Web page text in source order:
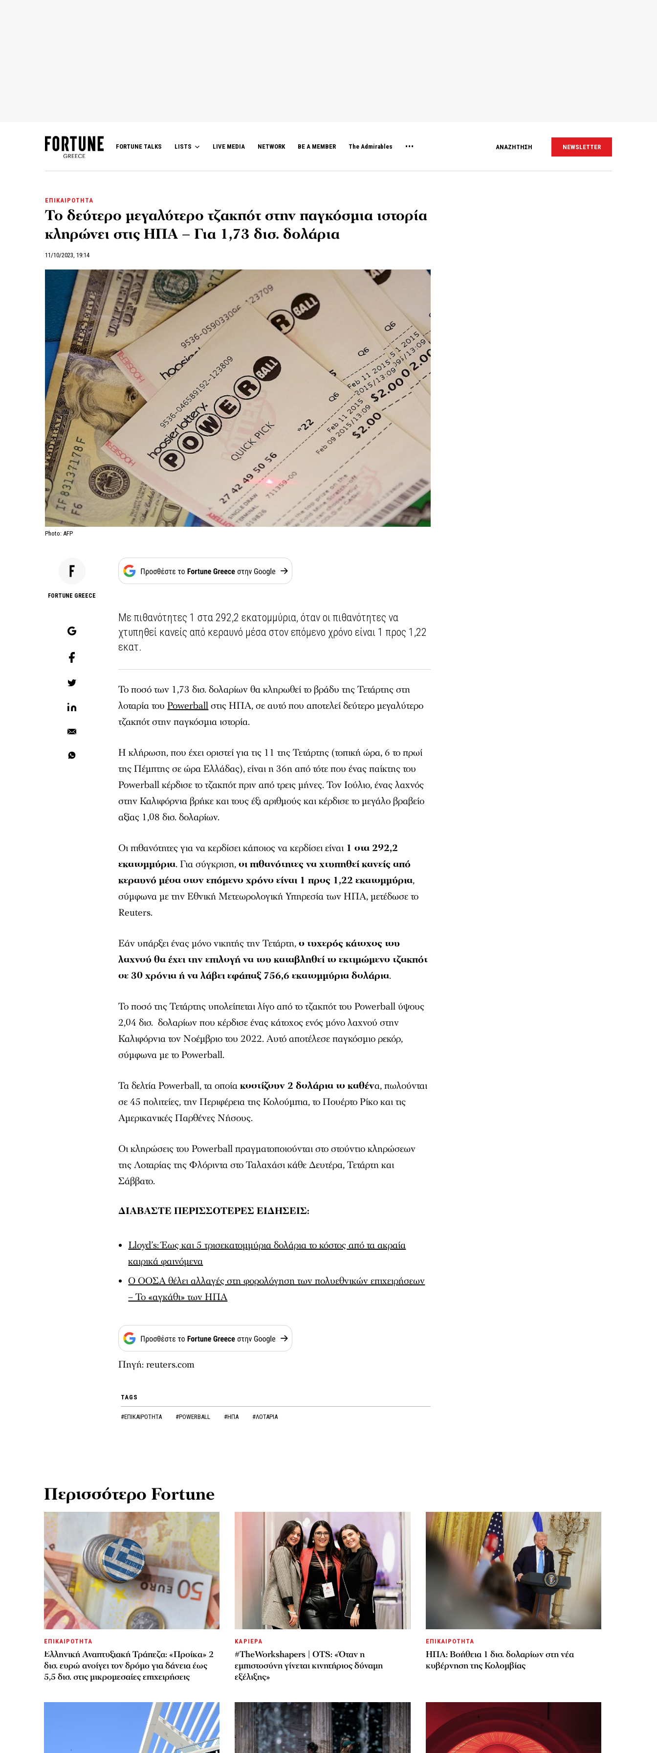
FORTUNE TALKS LISTS LIVE MEDIA NETWORK BE A MEMBER The Admirables ΑΝΑΖΗΤΗΣΗ NEWSLETTER
ΕΠΙΚΑΙΡΟΤΗΤΑ
Το δεύτερο μεγαλύτερο τζακπότ στην παγκόσμια ιστορία
κληρώνει στις ΗΠΑ – Για 1,73 δισ. δολάρια
11/10/2023, 19:14
Photo: AFP
FORTUNE GREECE
Με πιθανότητες 1 στα 292,2 εκατομμύρια, όταν οι πιθανότητες να
χτυπηθεί κανείς από κεραυνό μέσα στον επόμενο χρόνο είναι 1 προς 1,22
εκατ.
Το ποσό των 1,73 δισ. δολαρίων θα κληρωθεί το βράδυ της Τετάρτης στη
λοταρία τουPowerballστις ΗΠΑ, σε αυτό που αποτελεί δεύτερο μεγαλύτερο
τζακπότ στην παγκόσμια ιστορία.
Η κλήρωση, που έχει οριστεί για τις 11 της Τετάρτης (τοπική ώρα, 6 το πρωί
της Πέμπτης σε ώρα Ελλάδας), είναι η 36η από τότε που ένας παίκτης του
Powerball κέρδισε το τζακπότ πριν από τρεις μήνες. Τον Ιούλιο, ένας λαχνός
στην Καλιφόρνια βρήκε και τους έξι αριθμούς και κέρδισε το μεγάλο βραβείο
αξίας 1,08 δισ. δολαρίων.
Οι πιθανότητες για να κερδίσει κάποιος να κερδίσει είναι 1 στα 292,2
εκατομμύρια. Για σύγκριση,οι πιθανότητες να χτυπηθεί κανείς από
κεραυνό μέσα στον επόμενο χρόνο είναι 1 προς 1,22 εκατομμύρια,
σύμφωνα με την Εθνική Μετεωρολογική Υπηρεσία των ΗΠΑ, μετέδωσε το
Reuters.
Εάν υπάρξει ένας μόνο νικητής την Τετάρτη,ο τυχερός κάτοχος του
λαχνού θα έχει την επιλογή να του καταβληθεί το εκτιμώμενο τζακπότ
σε 30 χρόνια ή να λάβει εφάπαξ 756,6 εκατομμύρια δολάρια.
Το ποσό της Τετάρτης υπολείπεται λίγο από το τζακπότ του Powerball ύψους
2,04 δισ. δολαρίων που κέρδισε ένας κάτοχος ενός μόνο λαχνού στην
Καλιφόρνια τον Νοέμβριο του 2022. Αυτό αποτέλεσε παγκόσμιο ρεκόρ,
σύμφωνα με το Powerball.
Τα δελτία Powerball, τα οποίακοστίζουν 2 δολάρια το καθένα, πωλούνται
σε 45 πολιτείες, την Περιφέρεια της Κολούμπια, το Πουέρτο Ρίκο και τις
Αμερικανικές Παρθένες Νήσους.
Οι κληρώσεις του Powerball πραγματοποιούνται στο στούντιο κληρώσεων
της Λοταρίας της Φλόριντα στο Ταλαχάσι κάθε Δευτέρα, Τετάρτη και
Σάββατο.
ΔΙΑΒΑΣΤΕ ΠΕΡΙΣΣΟΤΕΡΕΣ ΕΙΔΗΣΕΙΣ:
Lloyd’s: Έως και 5 τρισεκατομμύρια δολάρια το κόστος από τα ακραία
καιρικά φαινόμενα
Ο ΟΟΣΑ θέλει αλλαγές στη φορολόγηση των πολυεθνικών επιχειρήσεων
– Το «αγκάθι» των ΗΠΑ
Πηγή: reuters.com
TAGS
#ΕΠΙΚΑΙΡΟΤΗΤΑ #POWERBALL #ΗΠΑ #ΛΟΤΑΡΙΑ
Περισσότερο Fortune
ΕΠΙΚΑΙΡΟΤΗΤΑ
Ελληνική Αναπτυξιακή Τράπεζα: «Προίκα» 2
δισ. ευρώ ανοίγει τον δρόμο για δάνεια έως
5,5 δισ. στις μικρομεσαίες επιχειρήσεις
ΚΑΡΙΕΡΑ
#TheWorkshapers | OTS: «Όταν η
εμπιστοσύνη γίνεται κινητήριος δύναμη
εξέλιξης»
ΕΠΙΚΑΙΡΟΤΗΤΑ
ΗΠΑ: Βοήθεια 1 δισ. δολαρίων στη νέα
κυβέρνηση της Κολομβίας